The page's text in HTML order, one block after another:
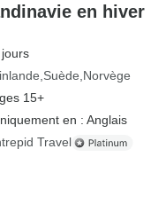
en hiver
Suède Norvège
15+
en : Anglais
Travel